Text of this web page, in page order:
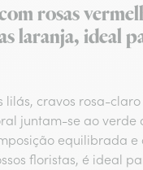
rosas
laranja, ideal
lilás, cravos rosa-
juntam-se ao verde
equilibrada e
floristas, é ideal